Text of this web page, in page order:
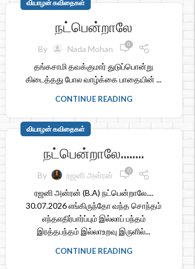
வியாழன் கவிதைகள்
நட்பென்றாலே
By Nada Mohan 0
தங்கசாமி தவக்குமார் துடுப்பொன்று
கிடைத்தது போல வாழ்க்கை பாதையின் ...
CONTINUE READING
வியாழன் கவிதைகள்
நட்பென்றாலே……..
By ரஜனி அன்ரன் 0
ரஜனி அன்ரன் (B.A) நட்பென்றாலே....
30.07.2026 எங்கிருந்தோ வந்த சொந்தம்
எந்தஎதிர்பார்ப்பும் இல்லாப் பந்தம்
இரத்தபந்தம் இல்லாஉறவு இருளில்...
CONTINUE READING